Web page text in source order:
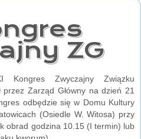
ZG
Kongres Zwyczajny Związku
przez Zarząd Główny na dzień 21
odbędzie się w Domu Kultury
(Osiedle W. Witosa) przy
obrad godzina 10.15 (I termin) lub